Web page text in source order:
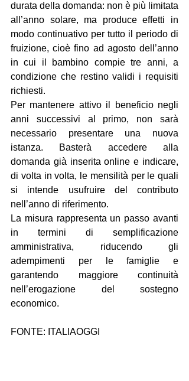
durata della domanda: non è più limitata
all’anno solare, ma produce effetti in
modo continuativo per tutto il periodo di
fruizione, cioè fino ad agosto dell’anno
in cui il bambino compie tre anni, a
condizione che restino validi i requisiti
richiesti.
Per mantenere attivo il beneficio negli
anni successivi al primo, non sarà
necessario presentare una nuova
istanza. Basterà accedere alla
domanda già inserita online e indicare,
di volta in volta, le mensilità per le quali
si intende usufruire del contributo
nell’anno di riferimento.
La misura rappresenta un passo avanti
in termini di semplificazione
amministrativa, riducendo gli
adempimenti per le famiglie e
garantendo maggiore continuità
nell’erogazione del sostegno
economico.
FONTE: ITALIAOGGI